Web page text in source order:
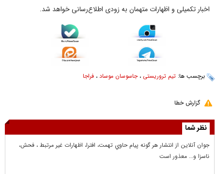
اخبار تکمیلی و اظهارات متهمان به زودی اطلاع‌رسانی خواهد شد.
برچسب ها: تیم تروریستی ،جاسوسان موساد ، فراجا
گزارش خطا
نظر شما
جوان آنلاين از انتشار هر گونه پيام حاوي تهمت، افترا، اظهارات غير مرتبط ، فحش،
ناسزا و... معذور است